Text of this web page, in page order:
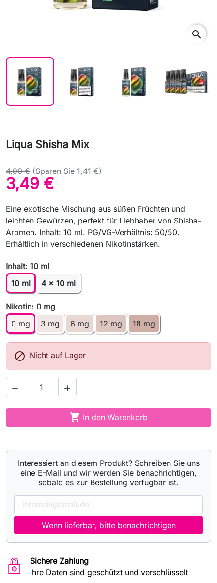
search
Liqua Shisha Mix
4,90 € (Sparen Sie 1,41 €)
3,49 €
Eine exotische Mischung aus süßen Früchten und
leichten Gewürzen, perfekt für Liebhaber von Shisha-
Aromen. Inhalt: 10 ml. PG/VG-Verhältnis: 50/50.
Erhältlich in verschiedenen Nikotinstärken.
Inhalt: 10 ml
10 ml
4 x 10 ml
Nikotin: 0 mg
0 mg
3 mg 6 mg 12 mg 18 mg
 Nicht auf Lager
 
 In den Warenkorb
Interessiert an diesem Produkt? Schreiben Sie uns
eine E-Mail und wir werden Sie benachrichtigen,
sobald es zur Bestellung verfügbar ist.
Wenn lieferbar, bitte benachrichtigen
Sichere Zahlung
Ihre Daten sind geschützt und verschlüsselt